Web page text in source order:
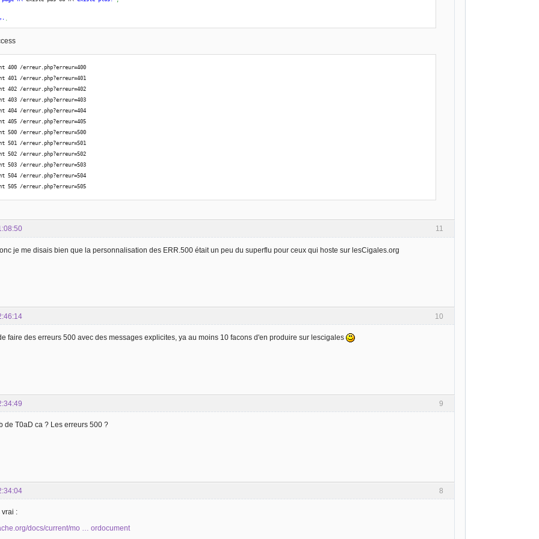
:
:
interne au serveur ou serveur sature'
serveur ne supporte pas le service demandé'
passerelle' ;
indisponible'
HTTP non supporte '
400 /erreur.php?erreur=400
401 /erreur.php?erreur=401
402 /erreur.php?erreur=402
403 /erreur.php?erreur=403
404 /erreur.php?erreur=404
405 /erreur.php?erreur=405
500 /erreur.php?erreur=500
501 /erreur.php?erreur=501
502 /erreur.php?erreur=502
503 /erreur.php?erreur=503
504 /erreur.php?erreur=504
505 /erreur.php?erreur=505
11
je me disais bien que la personnalisation des ERR.500 était un peu du superflu pour ceux qui hoste sur lesCigales.org
10
faire des erreurs 500 avec des messages explicites, ya au moins 10 facons d'en produire sur lescigales
9
de T0aD ca ? Les erreurs 500 ?
8
vrai :
docs/current/mo … ordocument